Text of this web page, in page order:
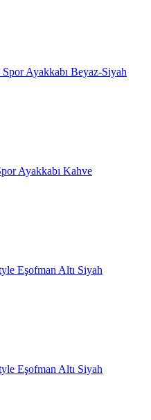
Ayakkabı Beyaz-Siyah
Ayakkabı Kahve
Eşofman Altı Siyah
Eşofman Altı Siyah